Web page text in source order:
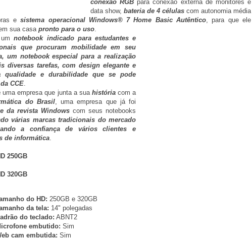
conexão RGB para conexão externa de monitores e
data show, bateria de 4 células com autonomia média
esistema operacional Windows®7 Home BasicAutêntico, para que ele
sua casapronto para o uso.
umnotebook indicado para estudantes e
que procuram mobilidade em seu
um notebook especial para a realização
diversas tarefas, com design elegante e
qualidade e durabilidade que se pode
CCE.
uma empresa que junta a sua história com a
do Brasil, uma empresa que já foi
da revista Windows com seus notebooks
várias marcas tradicionais do mercado
a confiança de vários clientes e
de informática.
250GB
320GB
do HD: 250GB e 320GB
da tela: 14" polegadas
do teclado: ABNT2
embutido: Sim
cam embutida: Sim